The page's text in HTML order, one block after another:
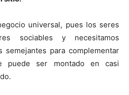
universal, pues los seres
sociables y necesitamos
semejantes para complementar
puede ser montado en casi